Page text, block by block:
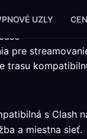
UZLY
pre
trasu
s Clash
a miestna sieť.